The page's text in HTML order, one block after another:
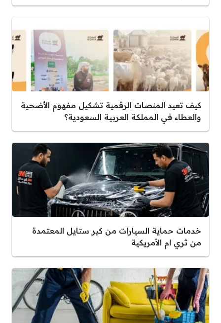
كيف تعيد المنصات الرقمية تشكيل مفهوم الأضحية
والعطاء في المملكة العربية السعودية؟
خدمات حماية السيارات من كير ستايل المعتمدة
من ثري ام الأمريكية